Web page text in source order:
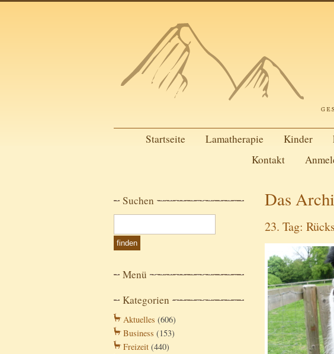
Startseite Lamatherapie Kinder
Kontakt
Suchen
Menü
Kategorien
Aktuelles (606)
Business (153)
Freizeit (440)
Das
23. Tag: